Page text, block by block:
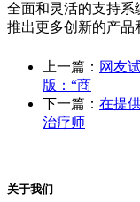
全面和灵活的支持系
推出更多创新的产品
上一篇： 网友
版：“商
下一篇： 在提
治疗师
关于我们